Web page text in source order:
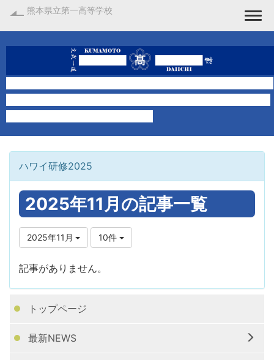
熊本県立第一高等学校
ハワイ研修2025
2025年11月の記事一覧
2025年11月 10件
記事がありません。
トップページ
最新NEWS